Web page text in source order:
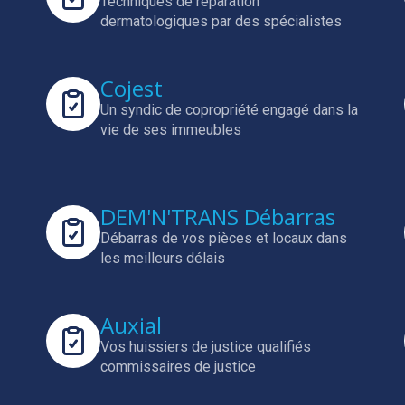
dermatologiques par des spécialistes
Cojest
Un syndic de copropriété engagé dans la
vie de ses immeubles
DEM'N'TRANS Débarras
Débarras de vos pièces et locaux dans
les meilleurs délais
Auxial
Vos huissiers de justice qualifiés
commissaires de justice